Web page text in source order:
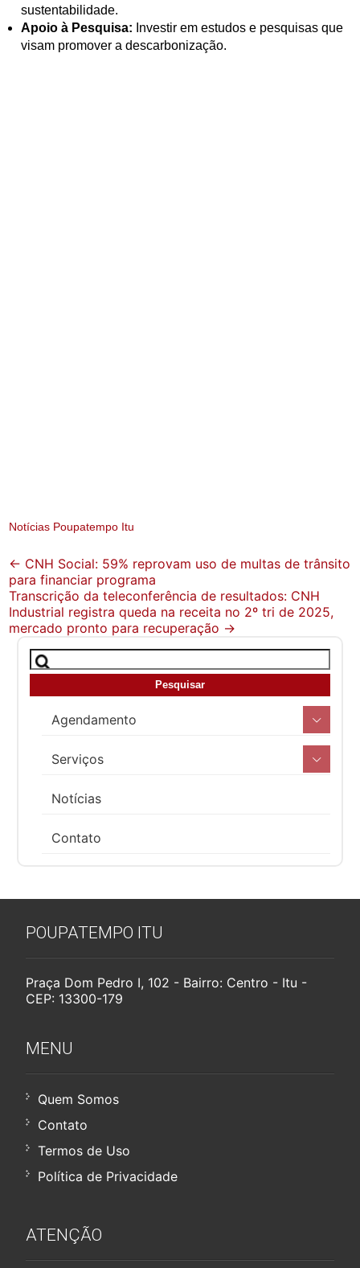
sustentabilidade.
Apoio à Pesquisa: Investir em estudos e pesquisas que
visam promover a descarbonização.
Notícias Poupatempo Itu
Post
navigation
← CNH Social: 59% reprovam uso de multas de trânsito
para financiar programa
Transcrição da teleconferência de resultados: CNH
Industrial registra queda na receita no 2º tri de 2025,
mercado pronto para recuperação →
Agendamento
Serviços
Notícias
Contato
POUPATEMPO ITU
Praça Dom Pedro I, 102 - Bairro: Centro - Itu -
CEP: 13300-179
MENU
Quem Somos
Contato
Termos de Uso
Política de Privacidade
ATENÇÃO